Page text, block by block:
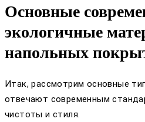
Основные
экологичные
напольных
Итак, рассмотрим основные
отвечают современным
чистоты и стиля.